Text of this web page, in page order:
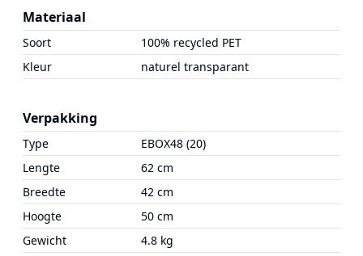
Materiaal
Soort
100% recycled PET
Kleur
naturel transparant
Verpakking
Type
EBOX48 (20)
Lengte
62 cm
Breedte
42 cm
Hoogte
50 cm
Gewicht
4.8 kg